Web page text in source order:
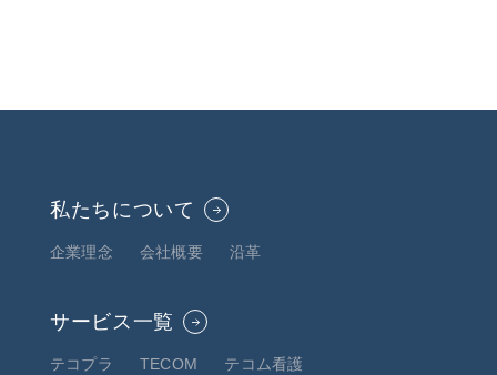
私たちについて
企業理念 会社概要 沿革
サービス一覧
テコプラ TECOM
テコム看護